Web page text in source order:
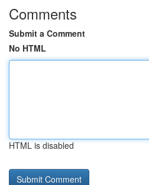
Comments
Submit a Comment
No HTML
HTML is disabled